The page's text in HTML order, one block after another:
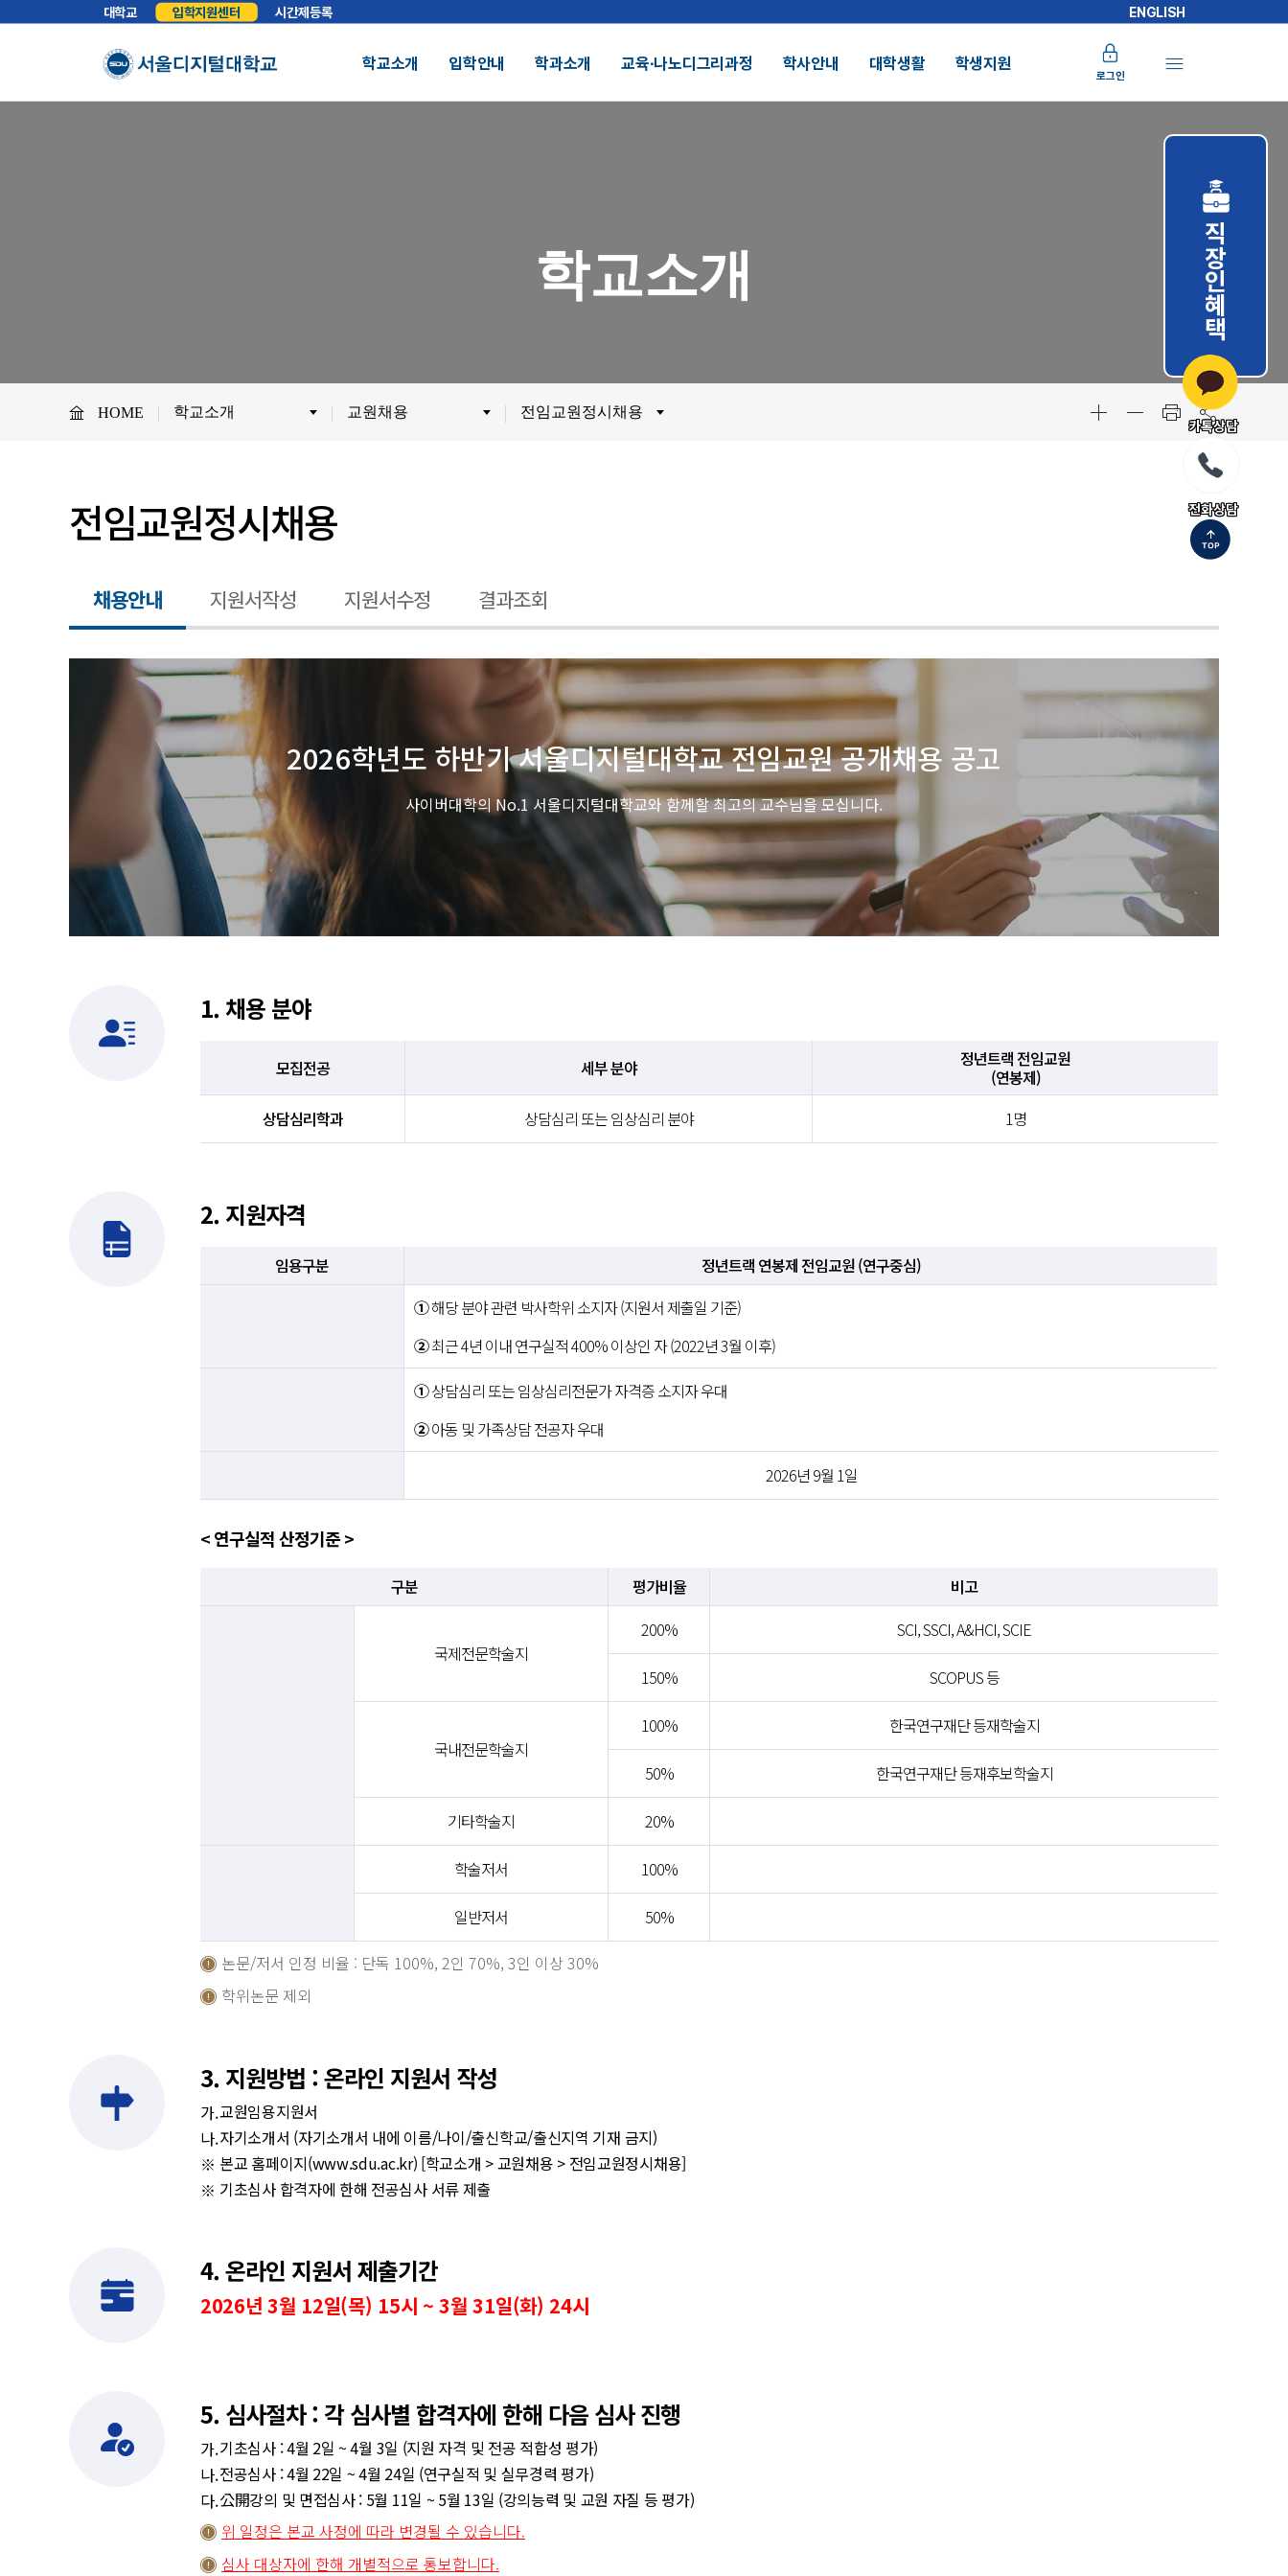
대학교 입학지원센터 시간제등록 ENGLISH
학교소개
정보공개전화번호안내찾아오시는길
비전임교원정시채용
입학안내 학과소개 교육∙나노디그리과정 학사안내 대학생활 학생지원
로그인
직장인혜택
학교소개
HOME 학교소개 교원채용 전임교원정시채용
전임교원정시채용
채용안내 지원서작성 지원서수정 결과조회
전임교원 공개채용 공고 상세 안내
2026학년도 하반기 서울디지털대학교 전임교원 공개채용 공고
사이버대학의 No.1 서울디지털대학교와 함께할 최고의 교수님을 모십니다.
1. 채용 분야
모집전공 세부 분야
정년트랙 전임교원
(연봉제)
상담심리학과
상담심리 또는 임상심리 분야 1명
2. 지원자격
임용구분
정년트랙 연봉제 전임교원 (연구중심)
①해당 분야 관련 박사학위 소지자 (지원서 제출일 기준)
②최근 4년 이내 연구실적 400% 이상인 자 (2022년 3월 이후)
①상담심리 또는 임상심리전문가 자격증 소지자 우대
②아동 및 가족상담 전공자 우대
2026년 9월 1일
< 연구실적 산정기준 >
구분 평가비율 비고
국제전문학술지
200% SCI, SSCI, A&HCI, SCIE
150% SCOPUS 등
국내전문학술지
100% 한국연구재단 등재학술지
50% 한국연구재단 등재후보학술지
기타학술지 20%
학술저서 100%
일반저서
50%
논문/저서 인정 비율 : 단독 100%, 2인 70%, 3인 이상 30%
학위논문 제외
3. 지원방법 : 온라인 지원서 작성
교원임용지원서
자기소개서 (자기소개서 내에 이름/나이/출신학교/출신지역 기재 금지)
본교 홈페이지(www.sdu.ac.kr) [학교소개 > 교원채용 > 전임교원정시채용]
기초심사 합격자에 한해 전공심사 서류 제출
4. 온라인 지원서 제출기간
2026년 3월 12일(목) 15시 ~ 3월 31일(화) 24시
5. 심사절차 : 각 심사별 합격자에 한해 다음 심사 진행
기초심사 : 4월 2일 ~ 4월 3일 (지원 자격 및 전공 적합성 평가)
전공심사 : 4월 22일 ~ 4월 24일 (연구실적 및 실무경력 평가)
公開강의 및 면접심사 : 5월 11일 ~ 5월 13일 (강의능력 및 교원 자질 등 평가)
위 일정은 본교 사정에 따라 변경될 수 있습니다.
심사 대상자에 한해 개별적으로 통보합니다.
카톡상담
전화상담